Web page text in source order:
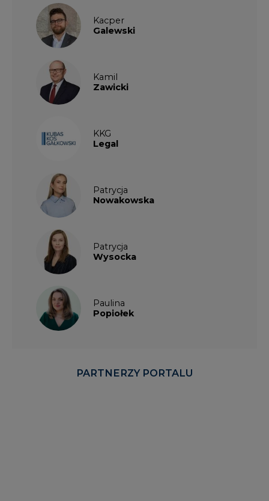
Kacper
Galewski
Kamil
Zawicki
KKG
Legal
Patrycja
Nowakowska
Patrycja
Wysocka
Paulina
Popiołek
PARTNERZY PORTALU